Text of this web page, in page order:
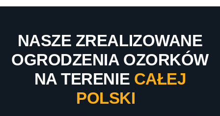
NASZE ZREALIZOWANE
OGRODZENIA OZORKÓW
NA TERENIE CAŁEJ
POLSKI